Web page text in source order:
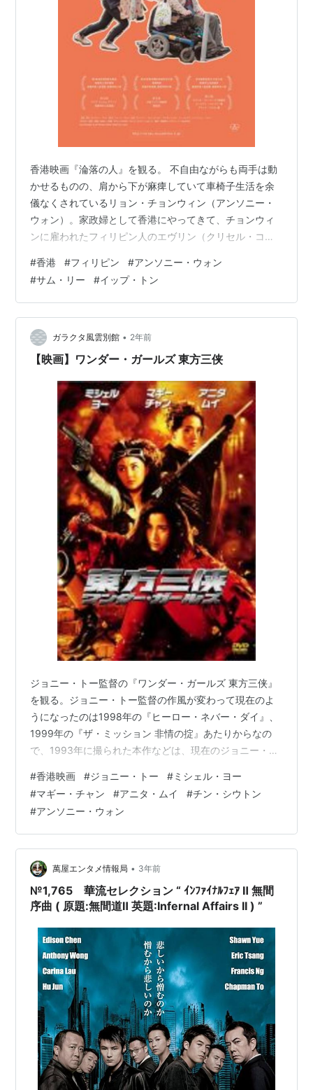
香港映画『淪落の人』を観る。 不自由ながらも両手は動
かせるものの、肩から下が麻痺していて車椅子生活を余
儀なくされているリョン・チョンウィン（アンソニー・
ウォン）。家政婦として香港にやってきて、チョンウィ
ンに雇われたフィリピン人のエヴリン（クリセル・コン
できなかった2人だが、やがて心を通わせるようになり、
チョンウィンはエヴリンのカメラマンになるという夢を
応援しようとする。それに感謝して、いままで以上にチ
ョンウィンの力になりたい、できることならチョンウィ
ンの夢を叶えたいと思うエヴリンだったが、事故で半身
不随となり妻とも離婚したチョンウィンは、自分に…
#香港 #フィリピン #アンソニー・ウォン
#サム・リー #イップ・トン
ガラクタ風雲別館 • 2年前
【映画】ワンダー・ガールズ 東方三侠
ジョニー・トー監督の『ワンダー・ガールズ 東方三侠』
を観る。ジョニー・トー監督の作風が変わって現在のよ
うになったのは1998年の『ヒーロー・ネバー・ダイ』、
1999年の『ザ・ミッション 非情の掟』あたりからなの
で、1993年に撮られた本作などは、現在のジョニー・ト
ではないだろうか。実はジョニー・トー監督、こういう
娯楽に特化した作品を数多く撮っていた監督なのだ。 こ
の頃のジョニー・トー監督の最大の特色は、どんな手段
をとってでも観客の感情をゆさぶろうとする映像を撮る
というところで、本作でもやたらと風が吹いて書類が舞
ったり、枯れ葉が舞ったり、ミシェル…
#香港映画 #ジョニー・トー #ミシェル・ヨー
#マギー・チャン #アニタ・ムイ #チン・シウトン
#アンソニー・ウォン
萬屋エンタメ情報局 • 3年前
№1,765 華流セレクション “ ｲﾝﾌｧｲﾅﾙﾌｪｱ Ⅱ 無間
序曲 ( 原題:無間道Ⅱ 英題:Infernal Affairs II ) ”